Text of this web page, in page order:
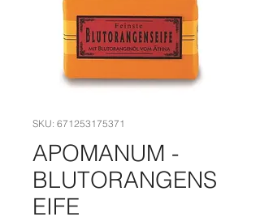
SKU: 671253175371
APOMANUM -
BLUTORANGENS
EIFE